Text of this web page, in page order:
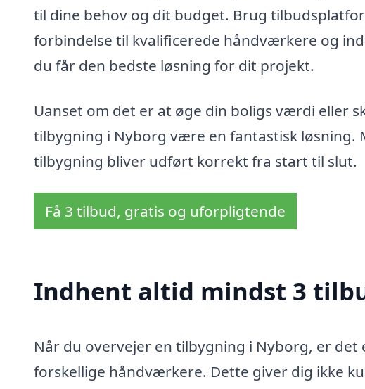
til dine behov og dit budget. Brug
forbindelse til kvalificerede håndværkere og
du får den bedste løsning for dit projekt.
Uanset om det er at øge din boligs værdi eller
tilbygning i Nyborg være en fantastisk løsning.
tilbygning bliver udført korrekt fra start til slut.
Få 3 tilbud, gratis og uforpligtende
Indhent altid mindst 3
Når du overvejer en tilbygning i Nyborg, er
forskellige håndværkere. Dette giver dig ikke